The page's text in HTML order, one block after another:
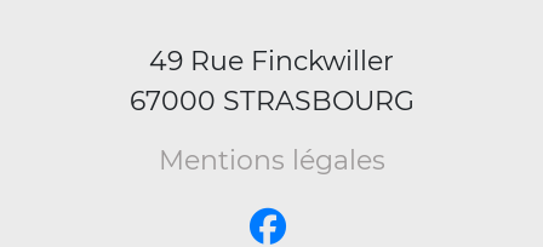
49 Rue Finckwiller
67000 STRASBOURG
Mentions légales